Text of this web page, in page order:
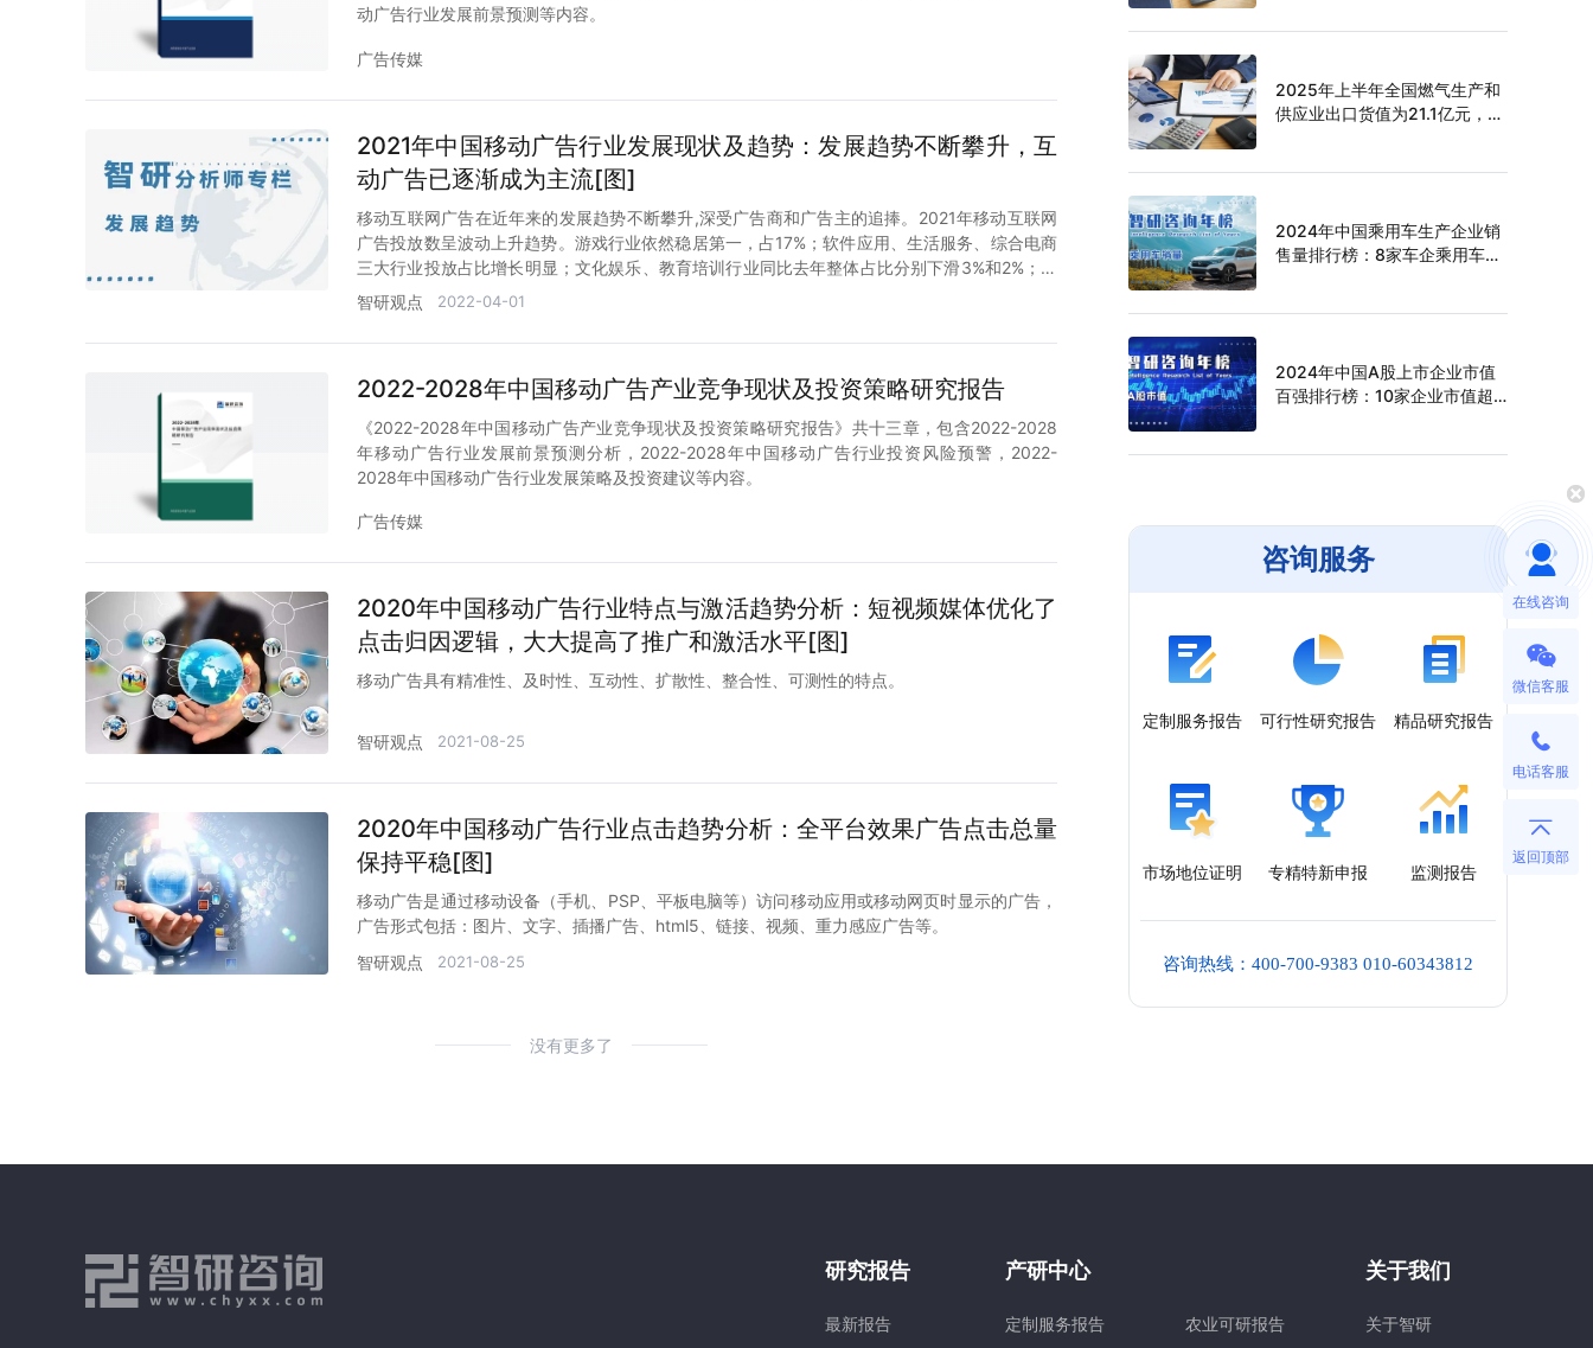
动广告行业发展前景预测等内容。
广告传媒
2021年中国移动广告行业发展现状及趋势：发展趋势不断攀升，互
动广告已逐渐成为主流[图]
移动互联网广告在近年来的发展趋势不断攀升,深受广告商和广告主的追捧。2021年移动互联网
广告投放数呈波动上升趋势。游戏行业依然稳居第一，占17%；软件应用、生活服务、综合电商
三大行业投放占比增长明显；文化娱乐、教育培训行业同比去年整体占比分别下滑3%和2%；社
交婚恋、金融行业占比保持不变。
智研观点 2022-04-01
2022-2028年中国移动广告产业竞争现状及投资策略研究报告
《2022-2028年中国移动广告产业竞争现状及投资策略研究报告》共十三章，包含2022-2028
年移动广告行业发展前景预测分析，2022-2028年中国移动广告行业投资风险预警，2022-
2028年中国移动广告行业发展策略及投资建议等内容。
广告传媒
2020年中国移动广告行业特点与激活趋势分析：短视频媒体优化了
点击归因逻辑，大大提高了推广和激活水平[图]
移动广告具有精准性、及时性、互动性、扩散性、整合性、可测性的特点。
智研观点 2021-08-25
2020年中国移动广告行业点击趋势分析：全平台效果广告点击总量
保持平稳[图]
移动广告是通过移动设备（手机、PSP、平板电脑等）访问移动应用或移动网页时显示的广告，
广告形式包括：图片、文字、插播广告、html5、链接、视频、重力感应广告等。
智研观点
2021-08-25
没有更多了
2025年上半年全国燃气生产和
供应业出口货值为21.1亿元，累
2024年中国乘用车生产企业销
售量排行榜：8家车企乘用车销
2024年中国A股上市企业市值
百强排行榜：10家企业市值超
咨询服务
定制服务报告 可行性研究报告 精品研究报告
市场地位证明 专精特新申报 监测报告
咨询热线：400-700-9383 010-60343812
在线咨询
微信客服
电话客服
返回顶部
研究报告
最新报告
产研中心
定制服务报告
农业可研报告
关于我们
关于智研